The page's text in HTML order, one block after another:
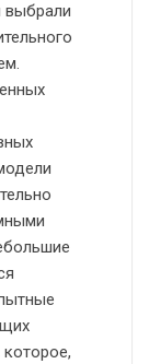
выбрали